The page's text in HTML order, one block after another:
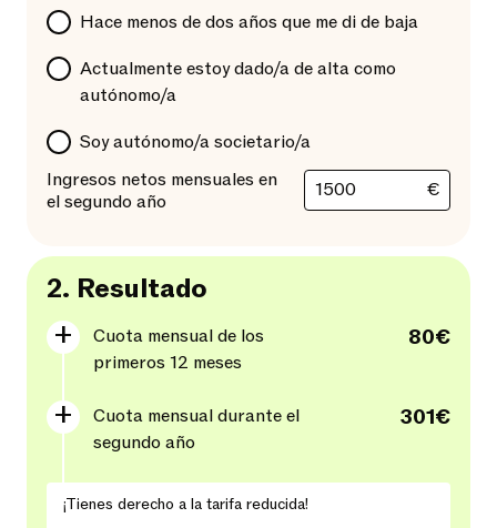
Hace menos de dos años que me di de baja
Actualmente estoy dado/a de alta como
autónomo/a
Soy autónomo/a societario/a
Ingresos netos mensuales en
el segundo año
€
2. Resultado
Cuota mensual de los
primeros 12 meses
80€
Cuota mensual durante el
segundo año
301€
¡Tienes derecho a la tarifa reducida!